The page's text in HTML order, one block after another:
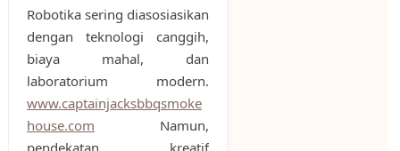
Robotika sering diasosiasikan
dengan teknologi canggih,
biaya mahal, dan
laboratorium modern.
www.captainjacksbbqsmoke
house.com Namun,